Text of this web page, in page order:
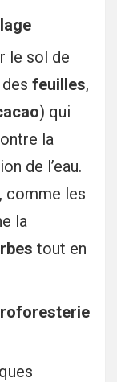
le sol de
feuilles,
) qui
la
de l’eau.
comme les
la
tout en